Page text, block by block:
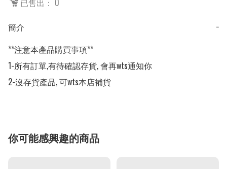
已售出： 0
簡介
−
**注意本產品購買事項**
1-所有訂單,有待確認存貨, 會再wts通知你
2-沒存貨產品, 可wts本店補貨
你可能感興趣的商品